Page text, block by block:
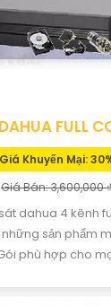
FULL
Giá Khuyến Mại:
Giá Bán: 3,600,000 ₫
dahua 4 kênh
sản phẩm
phù hợp cho